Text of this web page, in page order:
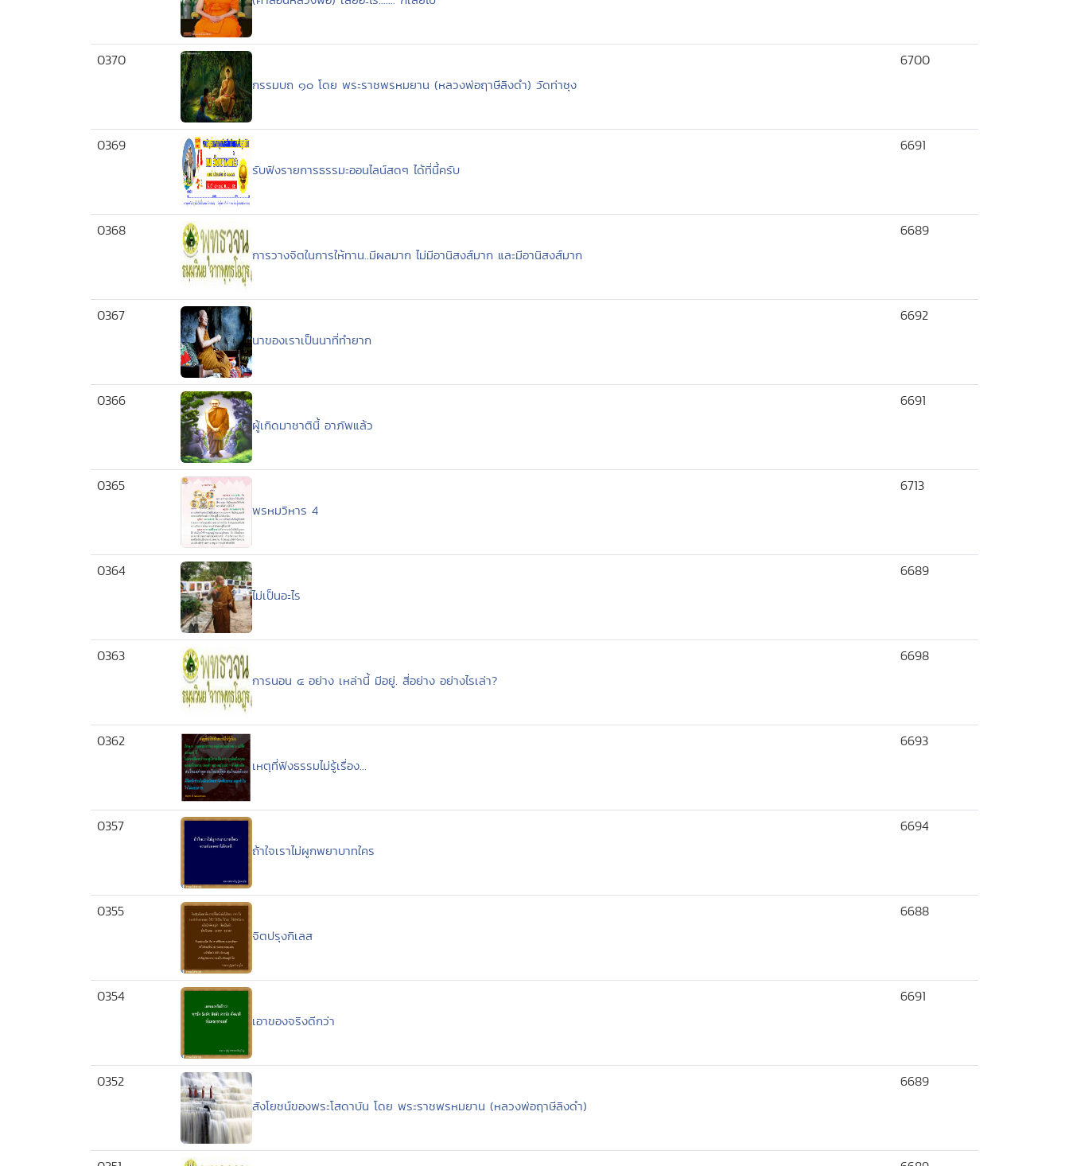
0370
กรรมบถ ๑๐ โดย พระราชพรหมยาน (หลวงพ่อฤาษีลิงดำ) วัดท่าซุง
6700
0369
รับฟังรายการธรรมะออนไลน์สดๆ ได้ที่นี้ครับ
6691
0368
การวางจิตในการให้ทาน..มีผลมาก ไม่มีอานิสงส์มาก และมีอานิสงส์มาก
6689
0367
นาของเราเป็นนาที่ทำยาก
6692
0366
ผู้เกิดมาชาตินี้ อาภัพแล้ว
6691
0365
พรหมวิหาร 4
6713
0364
ไม่เป็นอะไร
6689
0363
การนอน ๔ อย่าง เหล่านี้ มีอยู่. สี่อย่าง อย่างไรเล่า?
6698
0362
เหตุที่ฟังธรรมไม่รู้เรื่อง...
6693
0357
ถ้าใจเราไม่ผูกพยาบาทใคร
6694
0355
จิตปรุงกิเลส
6688
0354
เอาของจริงดีกว่า
6691
0352
สังโยชน์ของพระโสดาบัน โดย พระราชพรหมยาน (หลวงพ่อฤาษีลิงดำ)
6689